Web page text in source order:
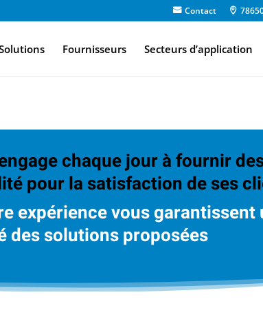
Contact
Fournisseurs Secteurs d’application
chaque jour à fournir
pour la satisfaction de ses
expérience vous garantissent
des solutions proposées